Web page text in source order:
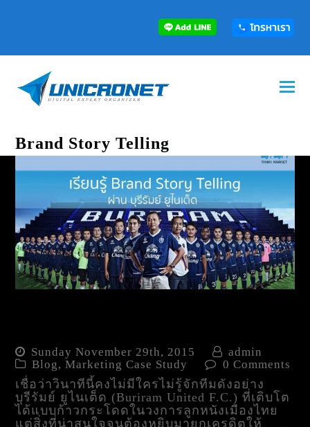
Brand Story Telling
Sunday November 29th, 2015
admin
Blog,Marketing Case Study 0 Comments
เชื่อว่าวินาทีนี้คงไม่มีใครไม่รู้จักทีมดังอย่าง
บุรีรัมย์ ยูไนเต็ด (Buriram United F.C.) ที่เติบโต
ได้แบบก้าวกระโดดในวงการลูกหนังเมืองไทย
แต่สิ่งที่น่าสนใจจนต้องหยิบมายกเครดิตให้